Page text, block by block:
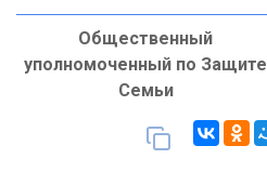
Общественный
уполномоченный по Защите
Семьи